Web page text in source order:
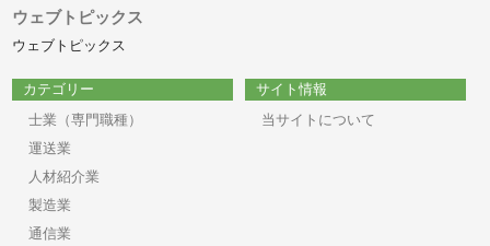
ウェブトピックス
ウェブトピックス
カテゴリー
士業（専門職種）
運送業
人材紹介業
製造業
通信業
サイト情報
当サイトについて